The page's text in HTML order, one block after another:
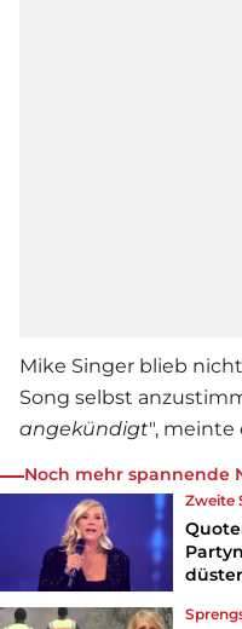
Mike Singer blieb
Song selbst
angekündigt", meinte
Noch mehr spannende
Zweite